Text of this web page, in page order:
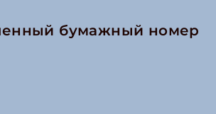
бумажный номер